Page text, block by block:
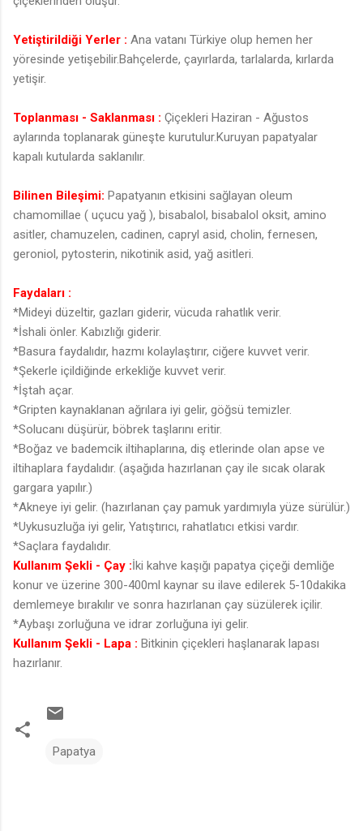
Yetiştirildiği Yerler : Ana vatanı Türkiye olup hemen her
yöresinde yetişebilir.Bahçelerde, çayırlarda, tarlalarda, kırlarda
yetişir.
Toplanması - Saklanması : Çiçekleri Haziran - Ağustos
aylarında toplanarak güneşte kurutulur.Kuruyan papatyalar
kapalı kutularda saklanılır.
Bilinen Bileşimi: Papatyanın etkisini sağlayan oleum
chamomillae ( uçucu yağ ), bisabalol, bisabalol oksit, amino
asitler, chamuzelen, cadinen, capryl asid, cholin, fernesen,
geroniol, pytosterin, nikotinik asid, yağ asitleri.
Faydaları :
*Mideyi düzeltir, gazları giderir, vücuda rahatlık verir.
*İshali önler. Kabızlığı giderir.
*Basura faydalıdır, hazmı kolaylaştırır, ciğere kuvvet verir.
*Şekerle içildiğinde erkekliğe kuvvet verir.
*İştah açar.
*Gripten kaynaklanan ağrılara iyi gelir, göğsü temizler.
*Solucanı düşürür, böbrek taşlarını eritir.
*Boğaz ve bademcik iltihaplarına, diş etlerinde olan apse ve
iltihaplara faydalıdır. (aşağıda hazırlanan çay ile sıcak olarak
gargara yapılır.)
*Akneye iyi gelir. (hazırlanan çay pamuk yardımıyla yüze sürülür.)
*Uykusuzluğa iyi gelir, Yatıştırıcı, rahatlatıcı etkisi vardır.
*Saçlara faydalıdır.
Kullanım Şekli - Çay :İki kahve kaşığı papatya çiçeği demliğe
konur ve üzerine 300-400ml kaynar su ilave edilerek 5-10dakika
demlemeye bırakılır ve sonra hazırlanan çay süzülerek içilir.
*Aybaşı zorluğuna ve idrar zorluğuna iyi gelir.
Kullanım Şekli - Lapa : Bitkinin çiçekleri haşlanarak lapası
hazırlanır.
Papatya